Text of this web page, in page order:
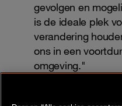
gevolgen en
is de ideale plek
verandering
ons in een
omgeving."